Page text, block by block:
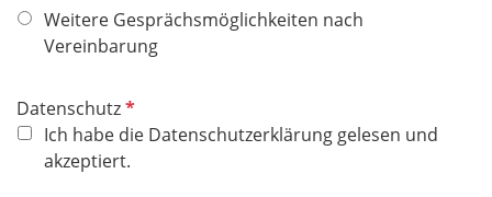
Weitere Gesprächsmöglichkeiten nach
Vereinbarung
DatenschutzP
f
l
Ich habe die Datenschutzerklärung gelesen und
akzeptiert.